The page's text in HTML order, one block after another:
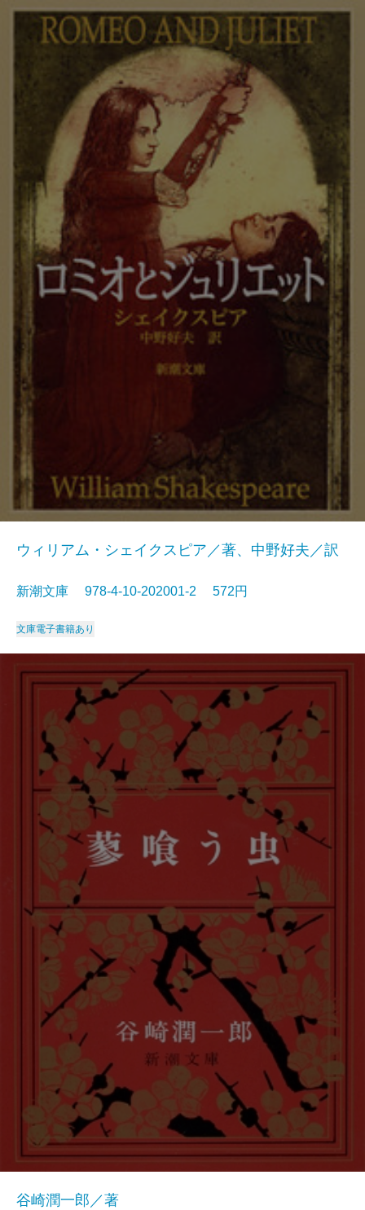
ウィリアム・シェイクスピア／著、中野好夫／訳
新潮文庫 978-4-10-202001-2 572円
文庫電子書籍あり
谷崎潤一郎／著